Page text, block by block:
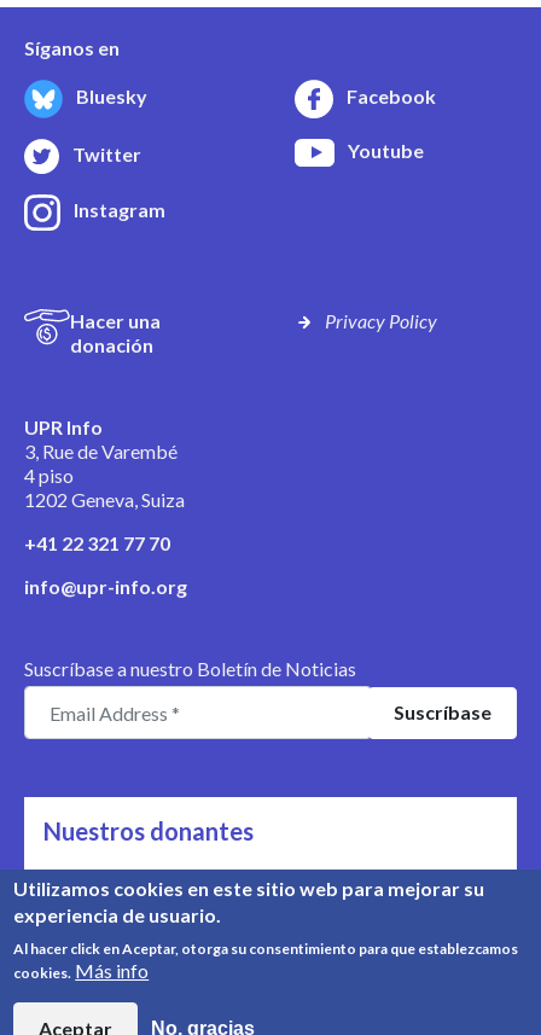
Síganos en
Bluesky Facebook
Twitter Youtube
Instagram
Hacer una
donación
Privacy Policy
UPR Info
3, Rue de Varembé
4 piso
1202 Geneva, Suiza
+41 22 321 77 70
info@upr-info.org
Suscríbase a nuestro Boletín de Noticias
Nuestros donantes
Nos apoyan
Conozca nuestros donantes
Utilizamos cookies en este sitio web para mejorar su
experiencia de usuario.
Al hacer click en Aceptar, otorga su consentimiento para que establezcamos
cookies. Más info
Aceptar No, gracias